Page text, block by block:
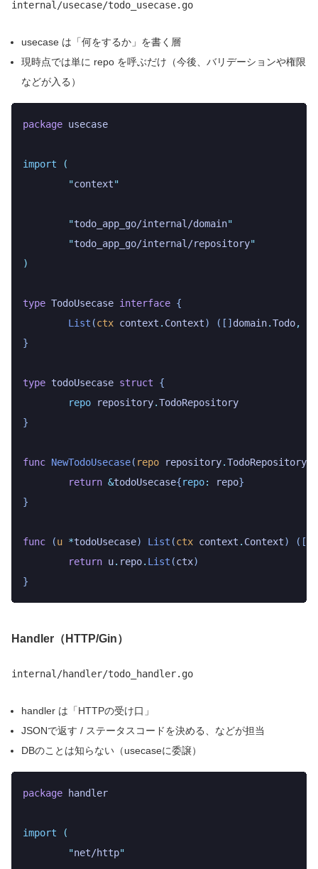
internal/usecase/todo_usecase.go
usecase は「何をするか」を書く層
現時点では単に repo を呼ぶだけ（今後、バリデーションや権限
などが入る）
package usecase
import (
	"
context"
	"
todo_app_go/internal/domain"
	"
todo_app_go/internal/repository"
)
type TodoUsecase interface {
	List
(ctx context . Context) ([] domain.Todo,
}
type todoUsecase struct {
	repo
repository.TodoRepository
}
func NewTodoUsecase( repo repository.TodoRepository
	return
&todoUsecase{repo: repo}
}
func (u *todoUsecase) List (ctx context . Context) ([]
	return
u. repo. List (ctx)
}
Handler（HTTP/Gin）
internal/handler/todo_handler.go
handler は「HTTPの受け口」
JSONで返す / ステータスコードを決める、などが担当
DBのことは知らない（usecaseに委譲）
package handler
import (
	"
net/http"